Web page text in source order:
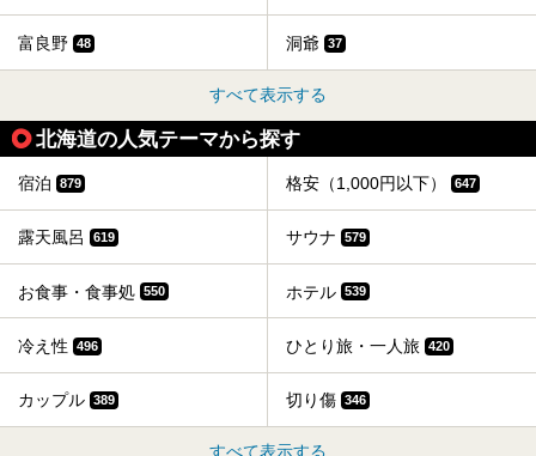
富良野 48 洞爺 37
すべて表示する
北海道の人気テーマから探す
宿泊 879 格安（1,000円以下） 647
露天風呂 619 サウナ 579
お食事・食事処 550 ホテル 539
冷え性 496 ひとり旅・一人旅 420
カップル 389 切り傷 346
すべて表示する